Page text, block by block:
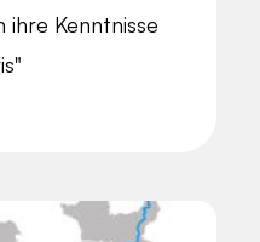
Kenntnisse